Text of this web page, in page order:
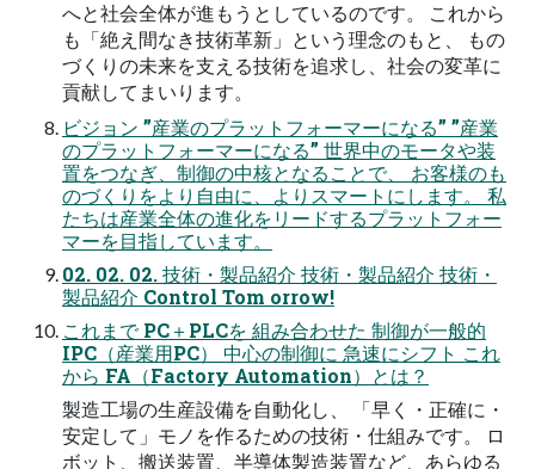
へと社会全体が進もうとしているのです。 これから
も「絶え間なき技術革新」という理念のもと、 もの
づくりの未来を支える技術を追求し、社会の変革に
貢献してまいります。
ビジョン ”産業のプラットフォーマーになる” ”産業
のプラットフォーマーになる” 世界中のモータや装
置をつなぎ、制御の中核となることで、 お客様のも
のづくりをより自由に、よりスマートにします。 私
たちは産業全体の進化をリードするプラットフォー
マーを目指しています。
02. 02. 02. 技術・製品紹介 技術・製品紹介 技術・
製品紹介 Control Tom orrow!
これまで PC＋PLCを 組み合わせた 制御が一般的
IPC（産業用PC） 中心の制御に 急速にシフト これ
から FA（Factory Automation）とは？
製造工場の生産設備を自動化し、 「早く・正確に・
安定して」モノを作るための技術・仕組みです。 ロ
ボット、搬送装置、半導体製造装置など、あらゆる